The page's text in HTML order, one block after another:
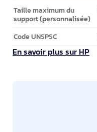
Autres caractéristiques
Taille maximum du
support (personnalisée)
Code UNSPSC
En savoir plus sur HP